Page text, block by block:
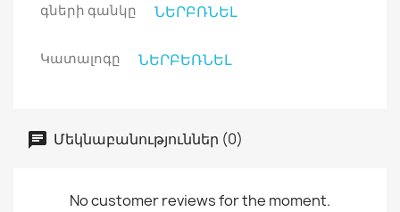
գների գանկը ՆԵՐԲՌՆԵԼ
Կատալոգը ՆԵՐԲԵՌՆԵԼ
Մեկնաբանություններ (0)
No customer reviews for the moment.